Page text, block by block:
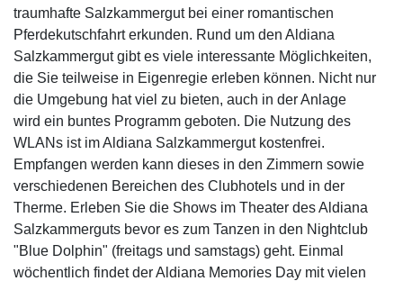
traumhafte Salzkammergut bei einer romantischen
Pferdekutschfahrt erkunden. Rund um den Aldiana
Salzkammergut gibt es viele interessante Möglichkeiten,
die Sie teilweise in Eigenregie erleben können. Nicht nur
die Umgebung hat viel zu bieten, auch in der Anlage
wird ein buntes Programm geboten. Die Nutzung des
WLANs ist im Aldiana Salzkammergut kostenfrei.
Empfangen werden kann dieses in den Zimmern sowie
verschiedenen Bereichen des Clubhotels und in der
Therme. Erleben Sie die Shows im Theater des Aldiana
Salzkammerguts bevor es zum Tanzen in den Nightclub
"Blue Dolphin" (freitags und samstags) geht. Einmal
wöchentlich findet der Aldiana Memories Day mit vielen